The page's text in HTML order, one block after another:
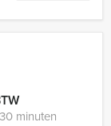
minuten